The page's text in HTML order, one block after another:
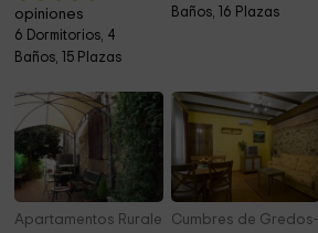
opiniones
6 Dormitorios, 4
Baños, 15 Plazas
Baños, 16 Plazas
Apartamentos Rurales La Picaza del Jerte
Cumbres de